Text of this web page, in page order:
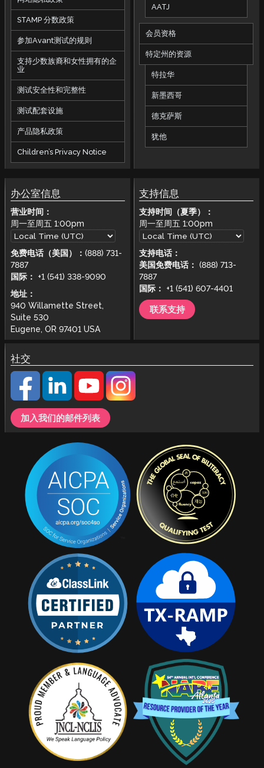
STAMP 分数政策
参加Avant测试的规则
支持少数族裔和女性拥有的企
业
测试安全性和完整性
测试配套设施
产品隐私政策
Children’s Privacy Notice
AATJ
会员资格
特定州的资源
特拉华
新墨西哥
德克萨斯
犹他
办公室信息
营业时间：
周一至周五 1:00pm
免费电话（美国）： (888) 731-
7887
国际：
+1 (541) 338-9090
地址：
940 Willamette Street,
Suite 530
Eugene, OR 97401 USA
支持信息
支持时间（夏季）：
周一至周五1:00pm
支持电话：
美国免费电话： (888) 713-
7887
国际：
+1 (541) 607-4401
联系支持
社交
加入我们的邮件列表